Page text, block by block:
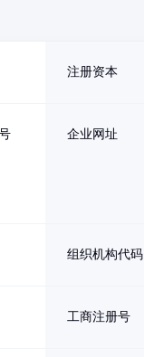
注册资本
企业网址
组织机构代码
工商注册号